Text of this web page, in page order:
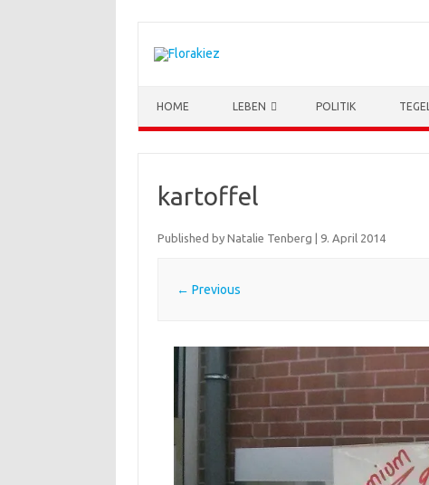
HOME LEBEN POLITIK TEGEL
kartoffel
Published by Natalie Tenberg 9. April 2014
← Previous